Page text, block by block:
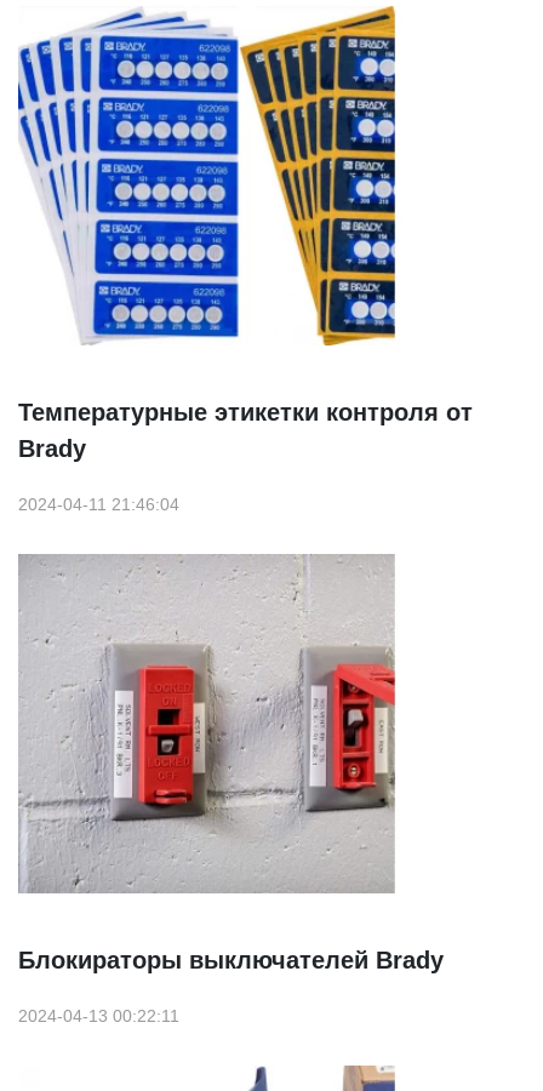
Температурные этикетки контроля от
Brady
2024-04-11 21:46:04
Блокираторы выключателей Brady
2024-04-13 00:22:11